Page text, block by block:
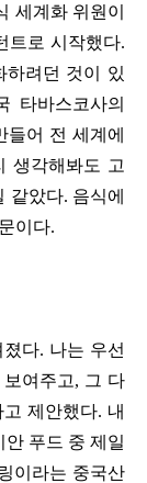
세계화 위원이
트로 시작했다.
하려던 것이 있
타바스코사의
들어 전 세계에
생각해봐도 고
같았다. 음식에
이다.
다. 나는 우선
여주고, 그 다
제안했다. 내
푸드 중 제일
이라는 중국산